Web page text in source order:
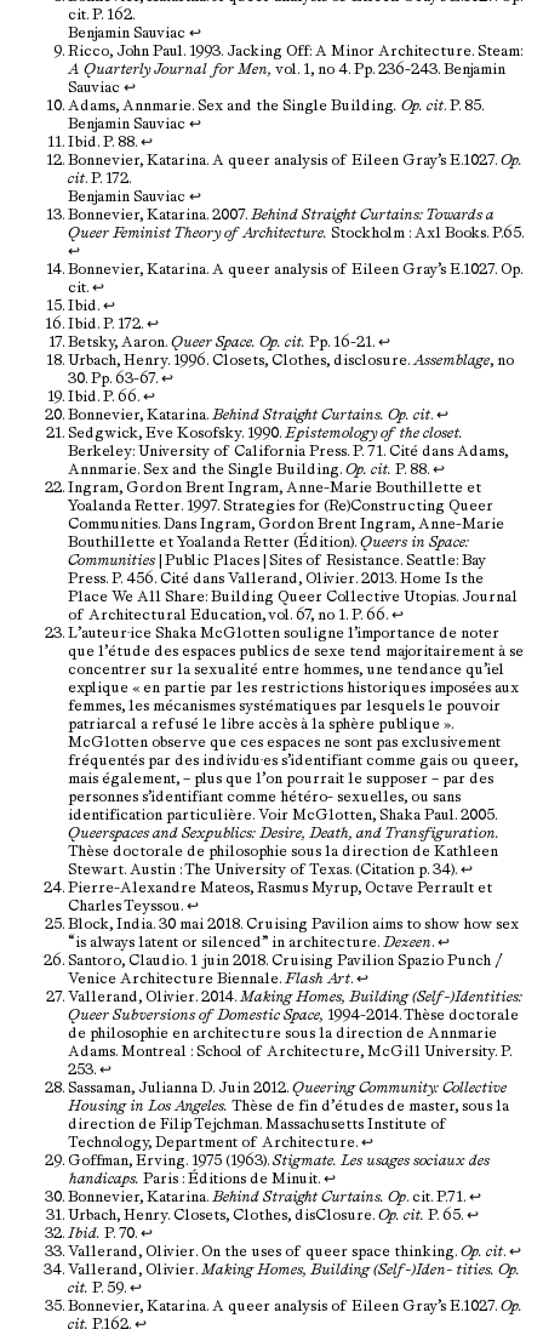
cit. P. 162.
Benjamin Sauviac ↩︎
Ricco, John Paul. 1993. Jacking Off: A Minor Architecture. Steam:
A Quarterly Journal for Men, vol. 1, no 4. Pp. 236-243. Benjamin
Sauviac ↩︎
Adams, Annmarie. Sex and the Single Building. Op. cit. P. 85.
Benjamin Sauviac ↩︎
Ibid. P. 88. ↩︎
Bonnevier, Katarina. A queer analysis of Eileen Gray’s E.1027. Op.
cit. P. 172.
Benjamin Sauviac ↩︎
Bonnevier, Katarina. 2007. Behind Straight Curtains: Towards a
Queer Feminist Theory of Architecture. Stockholm : Axl Books. P.65.
↩︎
Bonnevier, Katarina. A queer analysis of Eileen Gray’s E.1027. Op.
cit. ↩︎
Ibid. ↩︎
Ibid. P. 172. ↩︎
Betsky, Aaron. Queer Space. Op. cit. Pp. 16-21. ↩︎
Urbach, Henry. 1996. Closets, Clothes, disclosure.Assemblage, no
30. Pp. 63-67. ↩︎
Ibid. P. 66. ↩︎
Bonnevier, Katarina. Behind Straight Curtains. Op. cit. ↩︎
Sedgwick, Eve Kosofsky. 1990. Epistemology of the closet.
Berkeley: University of California Press. P. 71. Cité dans Adams,
Annmarie. Sex and the Single Building. Op. cit. P. 88. ↩︎
Ingram, Gordon Brent Ingram, Anne-Marie Bouthillette et
Yoalanda Retter. 1997. Strategies for (Re)Constructing Queer
Communities. Dans Ingram, Gordon Brent Ingram, Anne-Marie
Bouthillette et Yoalanda Retter (Édition). Queers in Space:
Communities| Public Places | Sites of Resistance. Seattle: Bay
Press. P. 456. Cité dans Vallerand, Olivier. 2013. Home Is the
Place We All Share: Building Queer Collective Utopias. Journal
of Architectural Education, vol. 67, no 1. P. 66. ↩︎
L’auteur·ice Shaka McGlotten souligne l’importance de noter
que l’étude des espaces publics de sexe tend majoritairement à se
concentrer sur la sexualité entre hommes, une tendance qu’iel
explique « en partie par les restrictions historiques imposées aux
femmes, les mécanismes systématiques par lesquels le pouvoir
patriarcal a refusé le libre accès à la sphère publique ».
McGlotten observe que ces espaces ne sont pas exclusivement
fréquentés par des individu·es s’identifiant comme gais ou queer,
mais également, – plus que l’on pourrait le supposer – par des
personnes s’identifiant comme hétéro- sexuelles, ou sans
identification particulière. Voir McGlotten, Shaka Paul. 2005.
Queerspaces and Sexpublics: Desire, Death, and Transfiguration.
Thèse doctorale de philosophie sous la direction de Kathleen
Stewart. Austin : The University of Texas. (Citation p. 34). ↩︎
Pierre-Alexandre Mateos, Rasmus Myrup, Octave Perrault et
Charles Teyssou. ↩︎
Block, India. 30 mai 2018. Cruising Pavilion aims to show how sex
“is always latent or silenced” in architecture. Dezeen. ↩︎
Santoro, Claudio. 1 juin 2018. Cruising Pavilion Spazio Punch /
Venice Architecture Biennale. Flash Art. ↩︎
Vallerand, Olivier. 2014. Making Homes, Building (Self-)Identities:
Queer Subversions of Domestic Space, 1994-2014. Thèse doctorale
de philosophie en architecture sous la direction de Annmarie
Adams. Montreal : School of Architecture, McGill University. P.
253. ↩︎
Sassaman, Julianna D. Juin 2012. Queering Community: Collective
Housing in Los Angeles. Thèse de fin d’études de master, sous la
direction de Filip Tejchman. Massachusetts Institute of
Technology, Department of Architecture. ↩︎
Goffman, Erving. 1975 (1963). Stigmate. Les usages sociaux des
handicaps. Paris : Éditions de Minuit. ↩︎
Bonnevier, Katarina. Behind Straight Curtains. Op. cit. P.71. ↩︎
Urbach, Henry. Closets, Clothes, disClosure. Op. cit. P. 65. ↩︎
Ibid. P. 70. ↩︎
Vallerand, Olivier. On the uses of queer space thinking. Op. cit. ↩︎
Vallerand, Olivier. Making Homes, Building (Self-)Iden- tities. Op.
cit. P. 59. ↩︎
Bonnevier, Katarina. A queer analysis of Eileen Gray’s E.1027. Op.
cit. P.162. ↩︎